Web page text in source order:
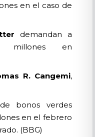
en el caso de
demandan a
en
R. Cangemi,
bonos verdes
en el febrero
(BBG)